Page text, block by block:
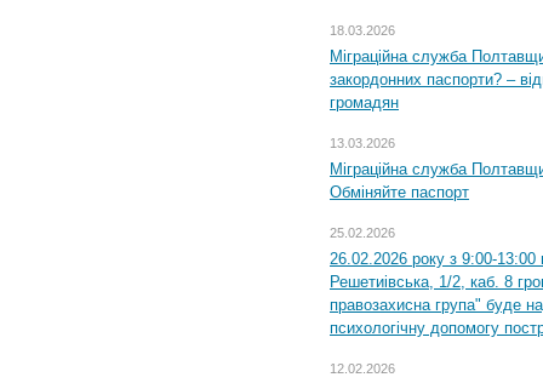
18.03.2026
Міграційна служба
закордонних паспорти? –
громадян
13.03.2026
Міграційна служба
Обміняйте паспорт
25.02.2026
26.02.2026 року з 9:00-
Решетиівська, 1/2, каб. 8
правозахисна група" буде
психологічну допомогу
12.02.2026